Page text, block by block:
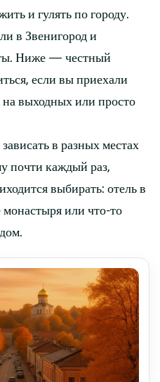
и гулять по городу.
в Звенигород и
Ниже — честный
если вы приехали
на выходных или просто
в разных местах
почти каждый раз,
выбирать: отель в
или что-то